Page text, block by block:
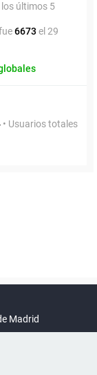
últimos 5
6673 el 29
• Usuarios totales
Madrid